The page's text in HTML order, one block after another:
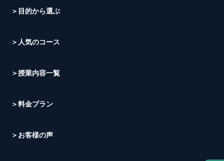
＞目的から選ぶ
＞人気のコース
＞授業内容一覧
＞料金プラン
＞お客様の声